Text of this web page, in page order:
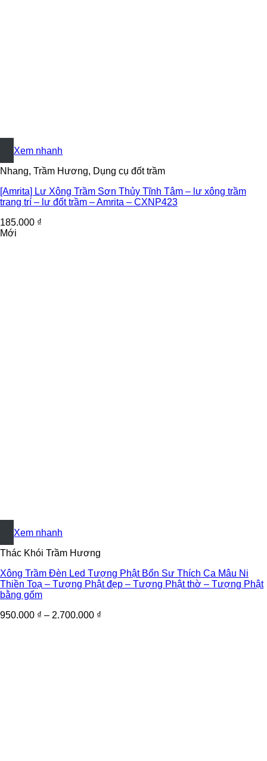
+
Xem nhanh
Nhang, Trầm Hương, Dụng cụ đốt trầm
[Amrita] Lư Xông Trầm Sơn Thủy Tĩnh Tâm – lư xông trầm
trang trí – lư đốt trầm – Amrita – CXNP423
185.000 ₫
Mới
+
Xem nhanh
Thác Khói Trầm Hương
Xông Trầm Đèn Led Tượng Phật Bổn Sư Thích Ca Mâu Ni
Thiền Toạ – Tượng Phật đẹp – Tượng Phật thờ – Tượng Phật
bằng gốm
950.000 ₫ – 2.700.000 ₫